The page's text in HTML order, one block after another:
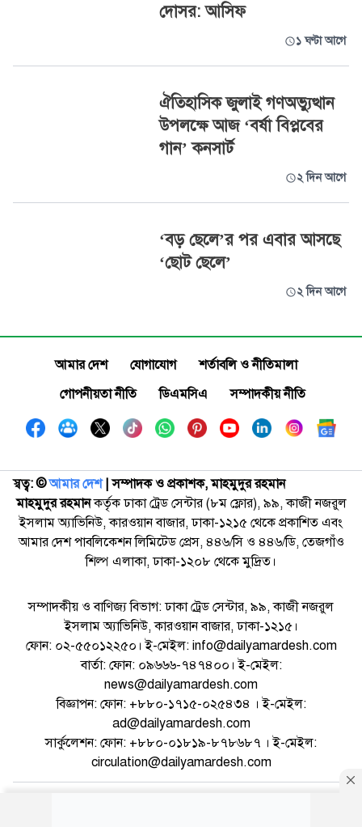
দোসর: আসিফ
১ ঘণ্টা আগে
ঐতিহাসিক জুলাই গণঅভ্যুত্থান
উপলক্ষে আজ ‘বর্ষা বিপ্লবের
গান’ কনসার্ট
২ দিন আগে
‘বড় ছেলে’র পর এবার আসছে
‘ছোট ছেলে’
২ দিন আগে
আমার দেশ যোগাযোগ
শর্তাবলি ও নীতিমালা
গোপনীয়তা নীতি
ডিএমসিএ সম্পাদকীয় নীতি
স্বত্ব: ©️আমার দেশ| সম্পাদক ও প্রকাশক, মাহমুদুর রহমান
মাহমুদুর রহমানকর্তৃক ঢাকা ট্রেড সেন্টার (৮ম ফ্লোর), ৯৯, কাজী নজরুল
ইসলাম অ্যাভিনিউ, কারওয়ান বাজার, ঢাকা-১২১৫ থেকে প্রকাশিত এবং
আমার দেশ পাবলিকেশন লিমিটেড প্রেস, ৪৪৬/সি ও ৪৪৬/ডি, তেজগাঁও
শিল্প এলাকা, ঢাকা-১২০৮ থেকে মুদ্রিত।
সম্পাদকীয় ও বাণিজ্য বিভাগ: ঢাকা ট্রেড সেন্টার, ৯৯, কাজী নজরুল
ইসলাম অ্যাভিনিউ, কারওয়ান বাজার, ঢাকা-১২১৫।
ফোন: ০২-৫৫০১২২৫০। ই-মেইল: info@dailyamardesh.com
বার্তা: ফোন: ০৯৬৬৬-৭৪৭৪০০। ই-মেইল:
news@dailyamardesh.com
বিজ্ঞাপন: ফোন: +৮৮০-১৭১৫-০২৫৪৩৪ । ই-মেইল:
ad@dailyamardesh.com
সার্কুলেশন: ফোন: +৮৮০-০১৮১৯-৮৭৮৬৮৭ । ই-মেইল:
circulation@dailyamardesh.com